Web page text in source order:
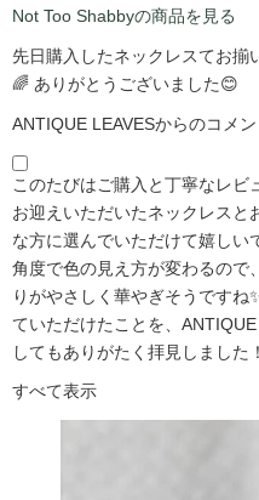
Not Too Shabbyの商品を見る
先日購入したネックレスてお揃
🌈 ありがとうございました😊
ANTIQUE LEAVESからのコメン
このたびはご購入と丁寧なレビ
お迎えいただいたネックレスと
な方に選んでいただけて嬉しい
角度で色の見え方が変わるので
りがやさしく華やぎそうですね
ていただけたことを、
してもありがたく拝見しました！
すべて表示